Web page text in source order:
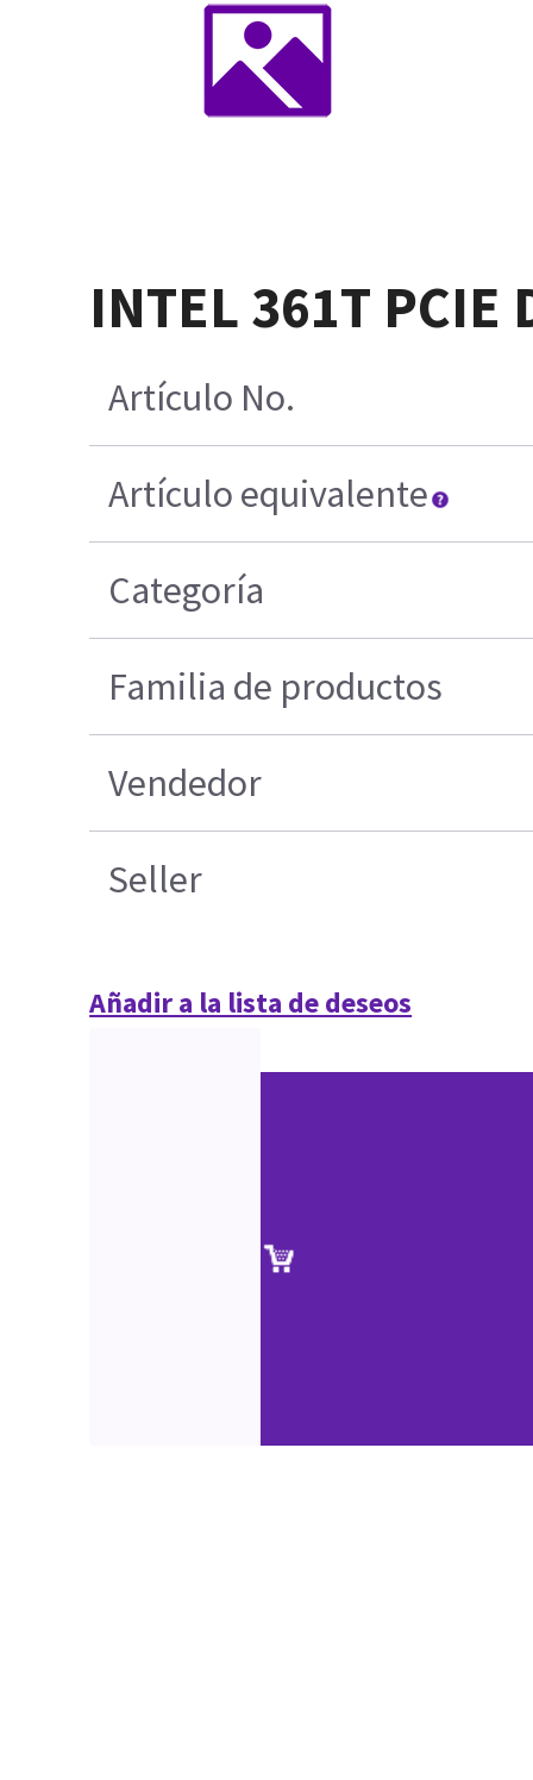
INTEL 361T PCIE
Artículo No.
Artículo equivalente
Categoría
Familia de productos
Vendedor
Seller
Añadir a la lista de deseos